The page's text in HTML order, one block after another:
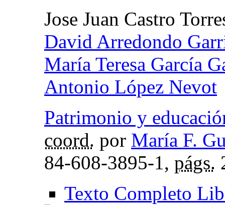
Jose Juan Castro
David Arredondo
María Teresa García
Antonio López Nevot
Patrimonio y
coord. por María F.
84-608-3895-1, págs.
Texto Completo